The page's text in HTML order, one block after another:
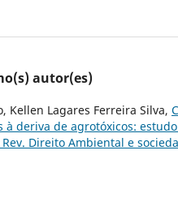
autor(es)
Kellen Lagares Ferreira Silva,
deriva de agrotóxicos:
Rev. Direito Ambiental e